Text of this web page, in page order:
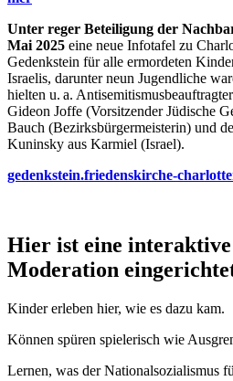
Unter reger Beteiligung der
Mai 2025 eine neue Infotafel zu
Gedenkstein für alle ermordeten
Israelis, darunter neun Jugendliche
hielten u. a.
Gideon Joffe (Vorsitzender Jüdische
Bauch (Bezirksbürgermeisterin) und
Kuninsky aus Karmiel (Israel).
gedenkstein.friedenskirche-
Hier ist eine
Moderation
Kinder erleben hier, wie es dazu kam.
Können spüren spielerisch wie
Lernen, was der Nationalsozialismus